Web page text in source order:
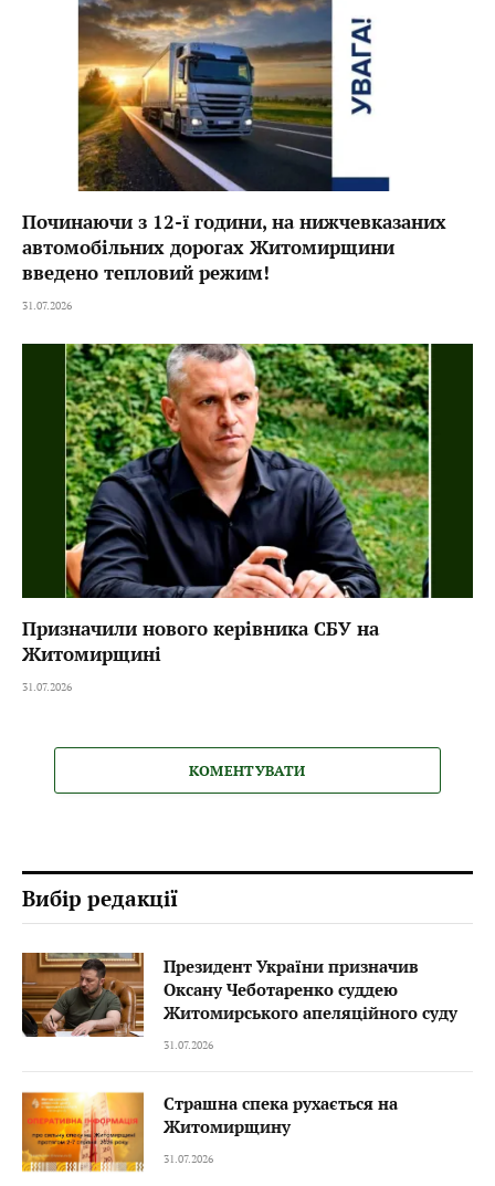
Починаючи з 12-ї години, на нижчевказаних
автомобільних дорогах Житомирщини
введено тепловий режим!
31.07.2026
Призначили нового керівника СБУ на
Житомирщині
31.07.2026
КОМЕНТУВАТИ
Вибір редакції
Президент України призначив
Оксану Чеботаренко суддею
Житомирського апеляційного суду
31.07.2026
Страшна спека рухається на
Житомирщину
31.07.2026